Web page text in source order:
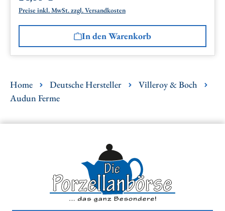
Preise inkl. MwSt. zzgl. Versandkosten
In den Warenkorb
Home Deutsche Hersteller
Villeroy & Boch
Audun Ferme